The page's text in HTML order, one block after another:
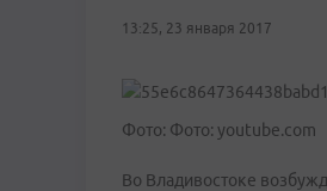
13:25, 23 января 2017
Фото: Фото: youtube.com
Во Владивостоке